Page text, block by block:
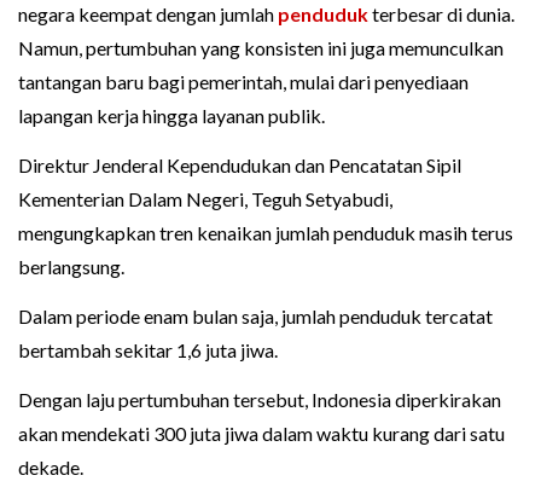
negara keempat dengan jumlah pendudukterbesar di dunia.
Namun, pertumbuhan yang konsisten ini juga memunculkan
tantangan baru bagi pemerintah, mulai dari penyediaan
lapangan kerja hingga layanan publik.
Direktur Jenderal Kependudukan dan Pencatatan Sipil
Kementerian Dalam Negeri, Teguh Setyabudi,
mengungkapkan tren kenaikan jumlah penduduk masih terus
berlangsung.
Dalam periode enam bulan saja, jumlah penduduk tercatat
bertambah sekitar 1,6 juta jiwa.
Dengan laju pertumbuhan tersebut, Indonesia diperkirakan
akan mendekati 300 juta jiwa dalam waktu kurang dari satu
dekade.